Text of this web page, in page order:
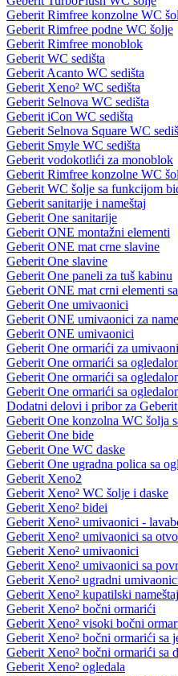
Geberit Rimfree konzolne WC
Geberit Rimfree podne WC šolje
Geberit Rimfree monoblok
Geberit WC sedišta
Geberit Acanto WC sedišta
Geberit Xeno² WC sedišta
Geberit Selnova WC sedišta
Geberit iCon WC sedišta
Geberit Selnova Square WC
Geberit Smyle WC sedišta
Geberit vodokotlići za monoblok
Geberit Rimfree konzolne WC
Geberit WC šolje sa funkcijom
Geberit sanitarije i nameštaj
Geberit One sanitarije
Geberit ONE montažni elementi
Geberit ONE mat crne slavine
Geberit One slavine
Geberit One paneli za tuš kabinu
Geberit ONE mat crni elementi
Geberit One umivaonici
Geberit ONE umivaonici za
Geberit ONE umivaonici
Geberit One ormarići za
Geberit One ormarići sa
Geberit One ormarići sa
Geberit One ormarići sa
Dodatni delovi i pribor za
Geberit One konzolna WC šolja
Geberit One bide
Geberit One WC daske
Geberit One ugradna polica sa
Geberit Xeno2
Geberit Xeno² WC šolje i daske
Geberit Xeno² bidei
Geberit Xeno² umivaonici -
Geberit Xeno² umivaonici sa
Geberit Xeno² umivaonici
Geberit Xeno² umivaonici sa
Geberit Xeno² ugradni
Geberit Xeno² kupatilski nameštaj
Geberit Xeno² bočni ormarići
Geberit Xeno² visoki bočni
Geberit Xeno² bočni ormarići sa
Geberit Xeno² bočni ormarići sa
Geberit Xeno² ogledala